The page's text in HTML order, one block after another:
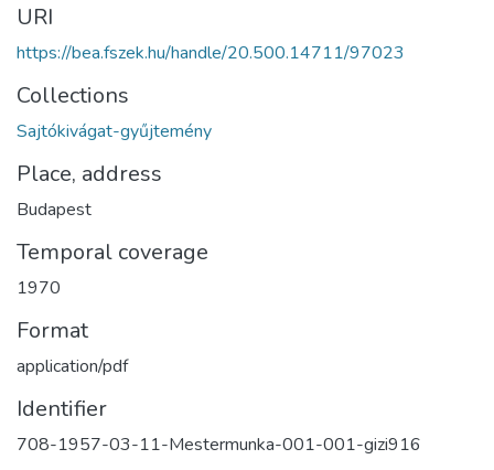
URI
https://bea.fszek.hu/handle/20.500.14711/97023
Collections
Sajtókivágat-gyűjtemény
Place, address
Budapest
Temporal coverage
1970
Format
application/pdf
Identifier
708-1957-03-11-Mestermunka-001-001-gizi916